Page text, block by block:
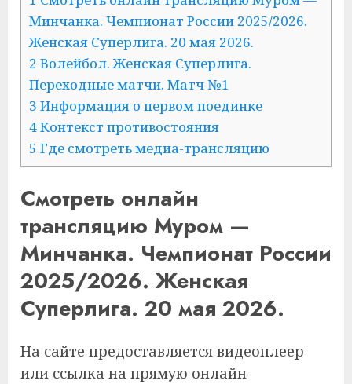
Минчанка. Чемпионат России 2025/2026.
Женская Суперлига. 20 мая 2026.
2 Волейбол. Женская Суперлига.
Переходные матчи. Матч №1
3 Информация о первом поединке
4 Контекст противостояния
5 Где смотреть медиа-трансляцию
Смотреть онлайн
трансляцию Муром —
Минчанка. Чемпионат России
2025/2026. Женская
Суперлига. 20 мая 2026.
На сайте предоставляется видеоплеер
или ссылка на прямую онлайн-